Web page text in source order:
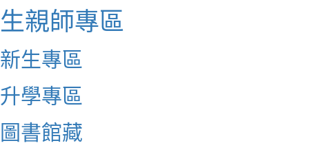
生親師專區
新生專區
升學專區
圖書館藏